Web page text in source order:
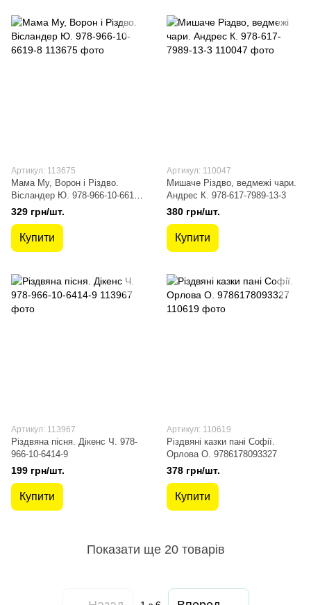
Артикул: 113675
Мама Му, Ворон і Різдво.
Вісландер Ю. 978-966-10-6619-
8
329 грн/шт.
Купити
Артикул: 110047
Мишаче Різдво, ведмежі чари.
Андрес К. 978-617-7989-13-3
380 грн/шт.
Купити
Артикул: 113967
Різдвяна пісня. Дікенс Ч. 978-
966-10-6414-9
199 грн/шт.
Купити
Артикул: 110619
Різдвяні казки пані Софії.
Орлова О. 9786178093327
378 грн/шт.
Купити
Показати ще 20 товарів